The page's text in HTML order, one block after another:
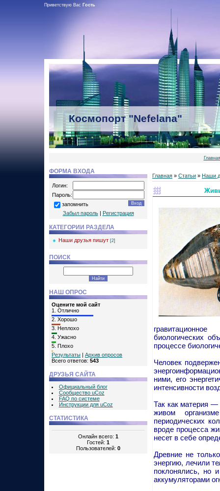
Приветствую Вас Гость
Космопорт "Nefelana"
Главная
ФОРМА ВХОДА
Логин:
Пароль:
запомнить
Забыл пароль| Регистрация
КАТЕГОРИИ РАЗДЕЛА
Наши друзья пишут [2]
ПОИСК
НАШ ОПРОС
Оцените мой сайт
1. Отлично
2. Хорошо
3. Неплохо
4. Ужасно
5. Плохо
Результаты | Архив опросов
Всего ответов: 543
ДРУЗЬЯ САЙТА
Официальный блог
Сообщество uCoz
FAQ по системе
Инструкции для uCoz
СТАТИСТИКА
Онлайн всего: 1
Гостей: 1
Пользователей: 0
Главная » Статьи » Наши
биологических
процессе
Человек
ними, его
интенсивности
Так как материя —
живом
периодических
вроде процесса
несет в себе
Древние не
энергию, лечили
поклонялись, но
аккумуляторами